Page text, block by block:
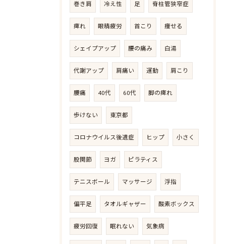
巻き肩 冷え性 足 脊柱管狭窄症
痺れ 眼精疲労 首こり 痩せる
シェイプアップ 腰の痛み 白湯
代謝アップ 肩痛い 運動 肩こり
腰痛 40代 60代 脚の痺れ
歩けない 東京都
コロナウイルス後遺症 ヒップ 小さく
股関節 ヨガ ピラティス
テニスボール マッサージ 浮指
偏平足 タオルギャザー 酸素ボックス
疲労回復 眠れない 気象病